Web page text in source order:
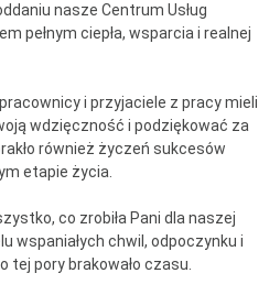
nasze Centrum Usług
pełnym ciepła, wsparcia i realnej
i przyjaciele z pracy mieli
wdzięczność i podziękować za
również życzeń sukcesów
etapie życia.
co zrobiła Pani dla naszej
wspaniałych chwil, odpoczynku i
tej pory brakowało czasu.